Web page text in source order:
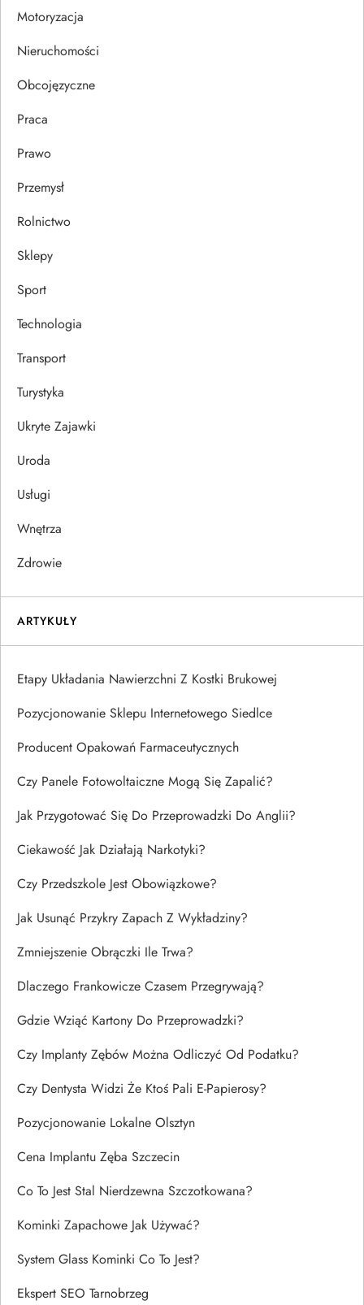
u
Motoryzacja
Nieruchomości
Obcojęzyczne
Praca
Prawo
Przemysł
Rolnictwo
Sklepy
Sport
Technologia
Transport
Turystyka
Ukryte Zajawki
Uroda
Usługi
Wnętrza
Zdrowie
ARTYKUŁY
Etapy Układania Nawierzchni Z Kostki Brukowej
Pozycjonowanie Sklepu Internetowego Siedlce
Producent Opakowań Farmaceutycznych
Czy Panele Fotowoltaiczne Mogą Się Zapalić?
Jak Przygotować Się Do Przeprowadzki Do Anglii?
Ciekawość Jak Działają Narkotyki?
Czy Przedszkole Jest Obowiązkowe?
Jak Usunąć Przykry Zapach Z Wykładziny?
Zmniejszenie Obrączki Ile Trwa?
Dlaczego Frankowicze Czasem Przegrywają?
Gdzie Wziąć Kartony Do Przeprowadzki?
Czy Implanty Zębów Można Odliczyć Od Podatku?
Czy Dentysta Widzi Że Ktoś Pali E-Papierosy?
Pozycjonowanie Lokalne Olsztyn
Cena Implantu Zęba Szczecin
Co To Jest Stal Nierdzewna Szczotkowana?
Kominki Zapachowe Jak Używać?
System Glass Kominki Co To Jest?
Ekspert SEO Tarnobrzeg